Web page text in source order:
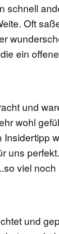
schnell
Oft
ein
und
wohl
Insidertipp
uns
viel noch
und